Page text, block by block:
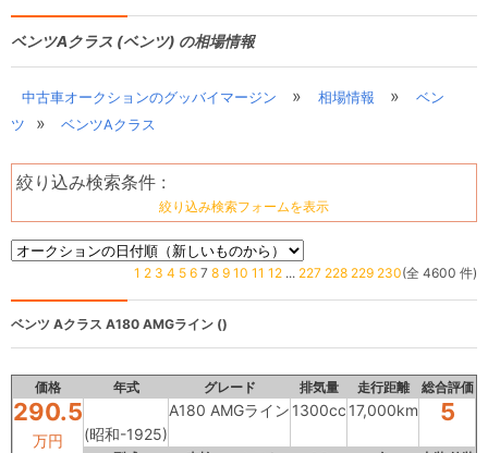
ベンツAクラス (ベンツ) の相場情報
中古車オークションのグッバイマージン » 相場情報 »
ベン
ツ
» ベンツAクラス
絞り込み検索条件 :
絞り込み検索フォームを表示
1 2 3 4 5 6 7 8 9 10 11 12 ... 227 228 229 230(全 4600 件)
ベンツ Aクラス A180 AMGライン ()
価格 年式 グレード 排気量 走行距離 総合評価
290.5
万円 (昭和-1925)
A180 AMGライン 1300cc 17,000km 5